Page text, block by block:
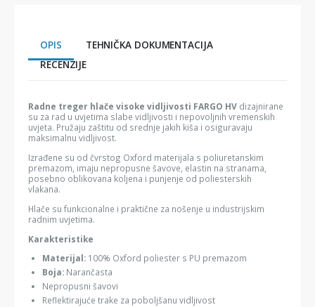
OPIS
TEHNIČKA DOKUMENTACIJA
RECENZIJE
Radne treger hlače visoke vidljivosti FARGO HV dizajnirane
su za rad u uvjetima slabe vidljivosti i nepovoljnih vremenskih
uvjeta. Pružaju zaštitu od srednje jakih kiša i osiguravaju
maksimalnu vidljivost.
Izrađene su od čvrstog Oxford materijala s poliuretanskim
premazom, imaju nepropusne šavove, elastin na stranama,
posebno oblikovana koljena i punjenje od poliesterskih
vlakana.
Hlače su funkcionalne i praktične za nošenje u industrijskim
radnim uvjetima.
Karakteristike
Materijal: 100% Oxford poliester s PU premazom
Boja: Narančasta
Nepropusni šavovi
Reflektirajuće trake za poboljšanu vidljivost